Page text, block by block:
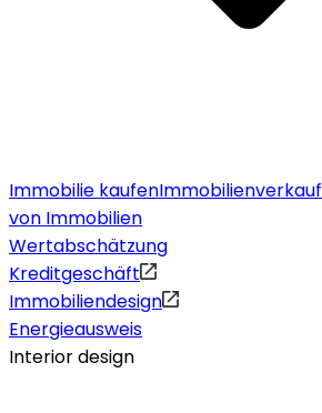
Immobilie kaufenImmobilienverkauf
von Immobilien
Wertabschätzung
Kreditgeschäft
Immobiliendesign
Energieausweis
Interior design